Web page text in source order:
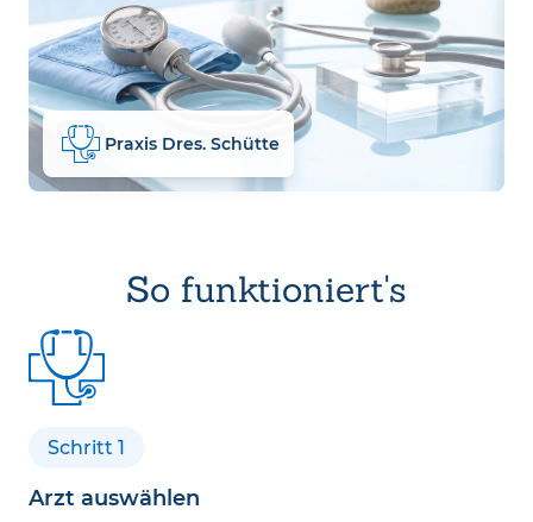
Praxis Dres. Schütte
So funktioniert's
Schritt 1
Arzt auswählen